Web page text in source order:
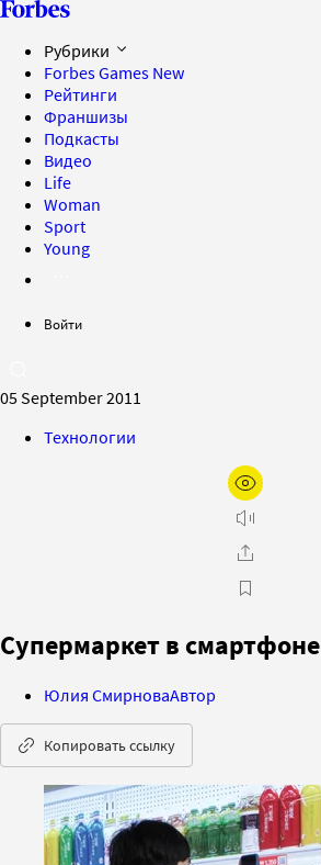
Рубрики
Forbes Games New
Рейтинги
Франшизы
Подкасты
Видео
Life
Woman
Sport
Young
Войти
05 September 2011
Технологии
Супермаркет в смартфоне
Юлия СмирноваАвтор
Копировать ссылку